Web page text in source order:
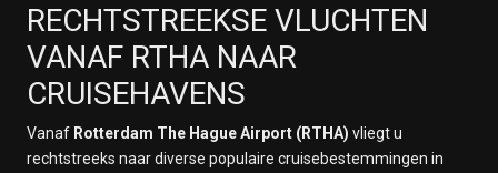
RECHTSTREEKSE VLUCHTEN
VANAF RTHA NAAR
CRUISEHAVENS
Vanaf Rotterdam The Hague Airport (RTHA) vliegt u
rechtstreeks naar diverse populaire cruisebestemmingen in